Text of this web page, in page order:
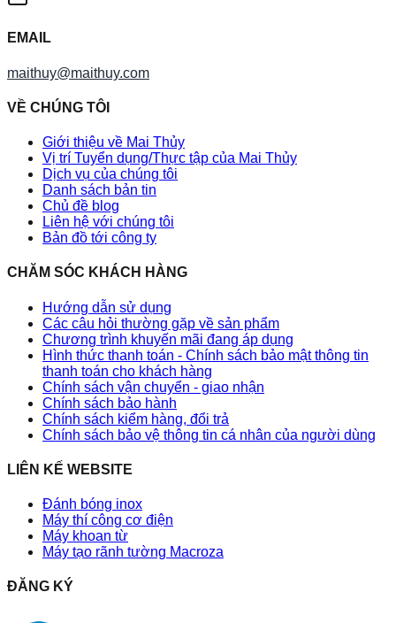
EMAIL
maithuy@maithuy.com
VỀ CHÚNG TÔI
Giới thiệu về Mai Thủy
Vị trí Tuyển dụng/Thực tập của Mai Thủy
Dịch vụ của chúng tôi
Danh sách bản tin
Chủ đề blog
Liên hệ với chúng tôi
Bản đồ tới công ty
CHĂM SÓC KHÁCH HÀNG
Hướng dẫn sử dụng
Các câu hỏi thường gặp về sản phẩm
Chương trình khuyến mãi đang áp dụng
Hình thức thanh toán - Chính sách bảo mật thông tin
thanh toán cho khách hàng
Chính sách vận chuyển - giao nhận
Chính sách bảo hành
Chính sách kiểm hàng, đổi trả
Chính sách bảo vệ thông tin cá nhân của người dùng
LIÊN KẾ WEBSITE
Đánh bóng inox
Máy thí công cơ điện
Máy khoan từ
Máy tạo rãnh tường Macroza
ĐĂNG KÝ